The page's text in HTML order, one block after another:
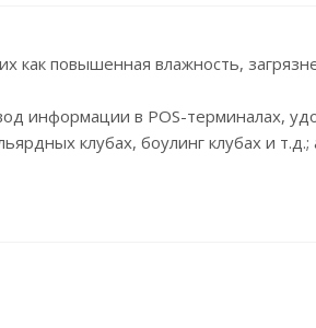
как повышенная влажность,
информации в POS-терминалах,
клубах, боулинг клубах и т.д.;